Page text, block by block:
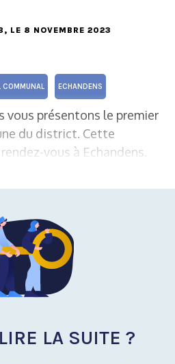
, LE 8 NOVEMBRE 2023
COMMUNAL ECHANDENS
vous présentons le premier
du district. Cette
vous à Echandens.
LA SUITE ?